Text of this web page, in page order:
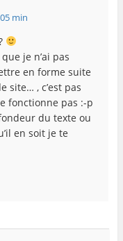
min
je n’ai pas
en forme suite
site… , c’est pas
fonctionne pas :-p
du texte ou
en soit je te